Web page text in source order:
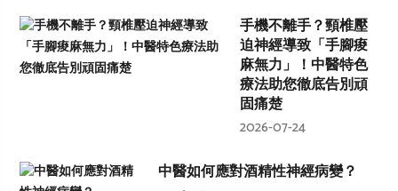
手機不離手？頸椎壓
迫神經導致「手腳痠
麻無力」！中醫特色
療法助您徹底告別頑
固痛楚
2026-07-24
中醫如何應對酒精性神經病變？